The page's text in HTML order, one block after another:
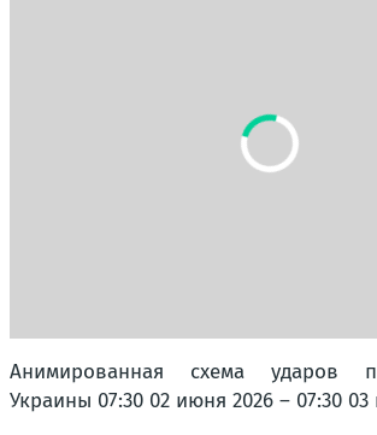
Анимированная схема ударов
Украины 07:30 02 июня 2026 – 07:30 03